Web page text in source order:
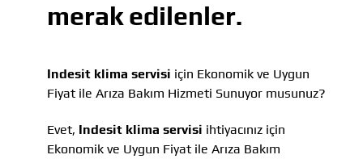
merak edilenler.
Indesit klima servisi için Ekonomik ve Uygun
Fiyat ile Arıza Bakım Hizmeti Sunuyor musunuz?
Evet, Indesit klima servisi ihtiyacınız için
Ekonomik ve Uygun Fiyat ile Arıza Bakım